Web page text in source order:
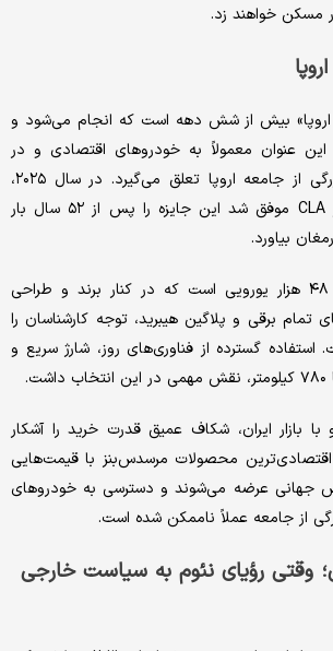
مسکن خواهند زد.
بیش از شش دهه است که انجام می‌شود و
عنوان معمولاً به خودروهای اقتصادی و در
دسترس برای بخش بزرگی از جامعه اروپا تعلق می‌گیرد. در سال ۲۰۲۵،
نسل جدید مرسدس‌بنز CLA موفق شد این جایزه را پس از ۵۲ سال بار
بیاورد.
CLA خودرویی حدوداً ۴۸ هزار یورویی است که در کنار برند و طراحی
تمام برقی و پلاگین هیبرید، توجه کارشناسان را
گسترده از فناوری‌های روز، شارژ سریع و
بازار ایران، شکاف عمیق قدرت خرید را آشکار
محصولات مرسدس‌بنز با قیمت‌هایی
جهانی عرضه می‌شوند و دسترسی به خودروهای
از جامعه عملاً ناممکن شده است.
رؤیای نئوم به سیاست خارجی